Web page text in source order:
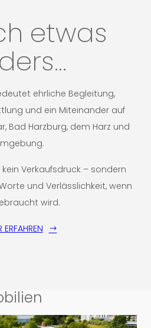
etwas
ehrliche Begleitung,
und ein Miteinander auf
Bad Harzburg, dem Harz und
kein Verkaufsdruck – sondern
und Verlässlichkeit, wenn
wird.
ERFAHREN